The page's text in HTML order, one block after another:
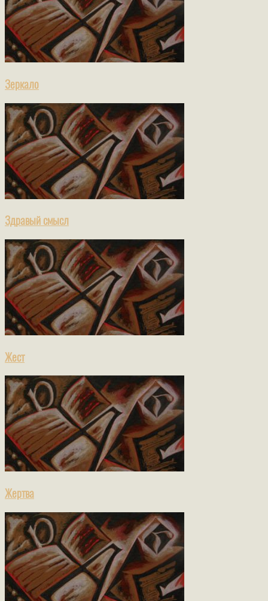
Зеркало
Здравый смысл
Жест
Жертва